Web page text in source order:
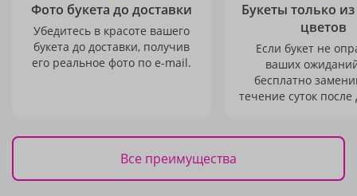
Фото букета до доставки
Убедитесь в красоте вашего
букета до доставки, получив
его реальное фото по e-mail.
Букеты только
цветов
Если букет не
ваших
бесплатно
течение суток после
Все преимущества